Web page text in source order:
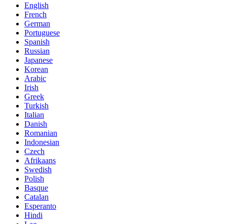
English
French
German
Portuguese
Spanish
Russian
Japanese
Korean
Arabic
Irish
Greek
Turkish
Italian
Danish
Romanian
Indonesian
Czech
Afrikaans
Swedish
Polish
Basque
Catalan
Esperanto
Hindi